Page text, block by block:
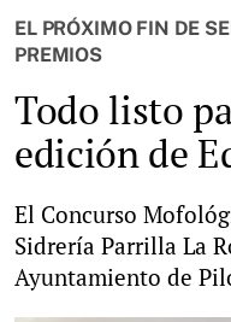
EL PRÓXIMO FIN DE
PREMIOS
Todo listo
edición de
El Concurso
Sidrería Parrilla La
Ayuntamiento de